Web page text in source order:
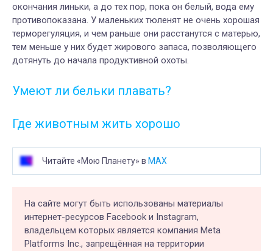
окончания линьки, а до тех пор, пока он белый, вода ему
противопоказана. У маленьких тюленят не очень хорошая
терморегуляция, и чем раньше они расстанутся с матерью,
тем меньше у них будет жирового запаса, позволяющего
дотянуть до начала продуктивной охоты.
Умеют ли бельки плавать?
Где животным жить хорошо
Читайте «Мою Планету» в MAX
На сайте могут быть использованы материалы
интернет-ресурсов Facebook и Instagram,
владельцем которых является компания Meta
Platforms Inc., запрещённая на территории